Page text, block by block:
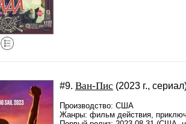
#9. Ван-Пис (2023 г.,
Производство: США
Жанры: фильм действия,